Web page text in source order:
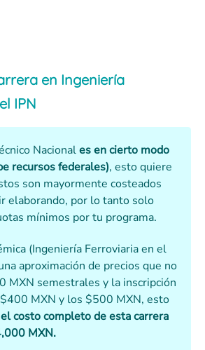
en Ingeniería
IPN
Nacionales en cierto modo
recursos federales), esto quiere
son mayormente costeados
elaborando, por lo tanto solo
mínimos por tu programa.
(Ingeniería Ferroviaria en el
aproximación de precios que no
MXN semestrales y la inscripción
MXN y los $500 MXN, esto
el costo completo de esta carrera
MXN.